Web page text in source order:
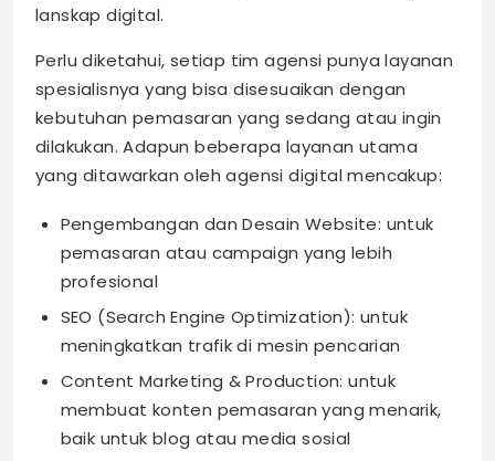
lanskap digital.
Perlu diketahui, setiap tim agensi punya layanan
spesialisnya yang bisa disesuaikan dengan
kebutuhan pemasaran yang sedang atau ingin
dilakukan. Adapun beberapa layanan utama
yang ditawarkan oleh agensi digital mencakup:
Pengembangan dan Desain Website: untuk
pemasaran atau campaign yang lebih
profesional
SEO (Search Engine Optimization): untuk
meningkatkan trafik di mesin pencarian
Content Marketing & Production: untuk
membuat konten pemasaran yang menarik,
baik untuk blog atau media sosial